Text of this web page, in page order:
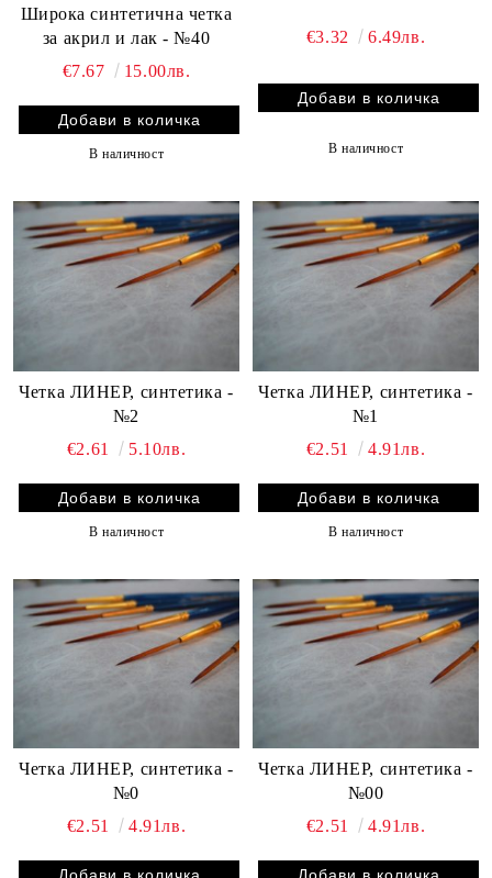
Широка синтетична четка
за акрил и лак - №40
€7.67
15.00лв.
В наличност
€3.32 6.49лв.
В наличност
Четка ЛИНЕР, синтетика -
№2
€2.61
5.10лв.
В наличност
Четка ЛИНЕР, синтетика -
№1
€2.51
4.91лв.
В наличност
Четка ЛИНЕР, синтетика -
№0
€2.51
4.91лв.
Четка ЛИНЕР, синтетика -
№00
€2.51
4.91лв.